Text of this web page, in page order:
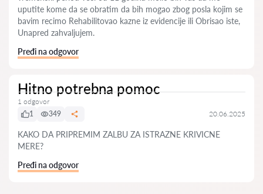
uputite kome da se obratim da bih mogao zbog posla kojim se
bavim recimo Rehabilitovao kazne iz evidencije ili Obrisao iste,
Unapred zahvaljujem.
Pređi na odgovor
Hitno potrebna pomoc
1 odgovor
1
349 20.06.2025
KAKO DA PRIPREMIM ZALBU ZA ISTRAZNE KRIVICNE
MERE?
Pređi na odgovor